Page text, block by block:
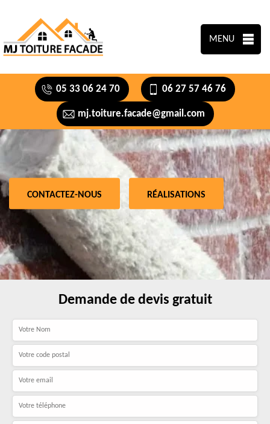
MENU
05 33 06 24 70 06 27 57 46 76
mj.toiture.facade@gmail.com
CONTACTEZ-NOUS RÉALISATIONS
Demande de devis gratuit